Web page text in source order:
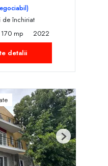
de închiriat
170 mp
2022
detalii
Next